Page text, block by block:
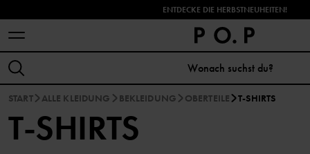
ENTDECKE DIE HERBSTNEUHEITEN!
START ALLE KLEIDUNG BEKLEIDUNG OBERTEILE T-SHIRTS
T-SHIRTS